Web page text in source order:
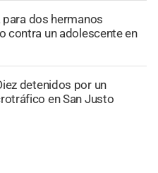
dos hermanos
contra un adolescente en
detenidos por un
en San Justo